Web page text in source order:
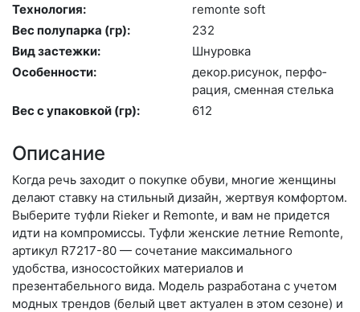
Технология:
re­mon­te soft
Вес полупарка (гр):
232
Вид застежки:
Шну­ров­ка
Особенности:
де­кор.ри­сунок, пер­фо­
рация, смен­ная стель­ка
Вес с упаковкой (гр):
612
Описание
Когда речь заходит о покупке обуви, многие женщины
делают ставку на стильный дизайн, жертвуя комфортом.
Выберите туф­ли Rieker и Remonte, и вам не придется
идти на компромиссы. Туфли женские летние Remonte,
артикул R7217-80 — сочетание максимального
удобства, износостойких материалов и
презентабельного вида. Модель разработана с учетом
модных трендов (бе­лый цвет актуален в этом сезоне) и